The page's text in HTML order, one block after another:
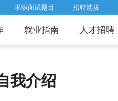
求职面试题目 招聘选拔
就业指南 人才招聘
我介绍